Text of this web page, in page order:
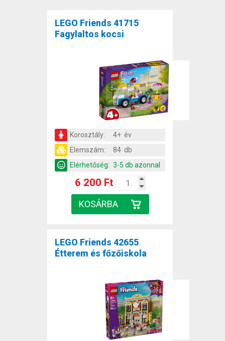
LEGO Friends 41715
Fagylaltos kocsi
Korosztály:
4+ év
Elemszám:
84 db
Elérhetőség: 3-5 db azonnal
6 200 Ft
LEGO Friends 42655
Étterem és főzőiskola